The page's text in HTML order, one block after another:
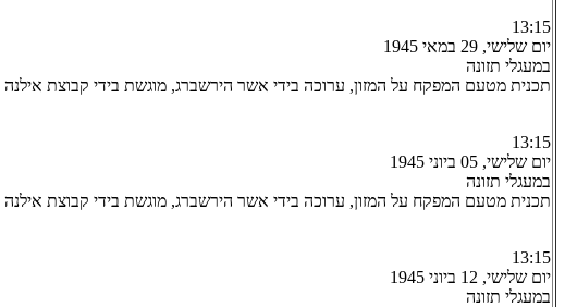
13:15
יום שלישי, 29 במאי 1945
במעגלי תזונה
תכנית מטעם המפקח על המזון, ערוכה בידי אשר הירשברג, מוגשת בידי קבוצת אילנה
13:15
יום שלישי, 05 ביוני 1945
במעגלי תזונה
תכנית מטעם המפקח על המזון, ערוכה בידי אשר הירשברג, מוגשת בידי קבוצת אילנה
13:15
יום שלישי, 12 ביוני 1945
במעגלי תזונה